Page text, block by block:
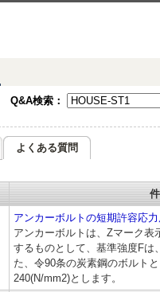
Q&A検索：
よくある質問
アンカーボルトの短期許容応
アンカーボルトは、Zマーク表
するものとして、基準強度Fは
た、令90条の炭素鋼のボルト
240(N/mm2)とします。